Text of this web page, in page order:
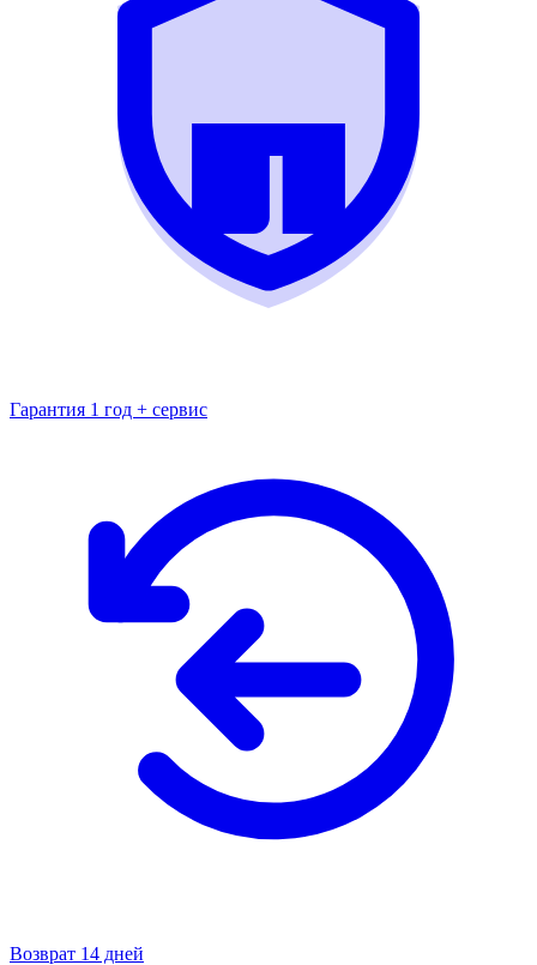
Гарантия 1 год + сервис
Возврат 14 дней